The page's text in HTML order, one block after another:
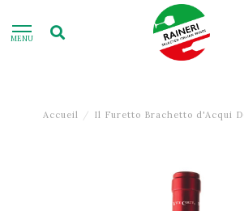
MENU
Accueil / Il Furetto Brachetto d'Acqui